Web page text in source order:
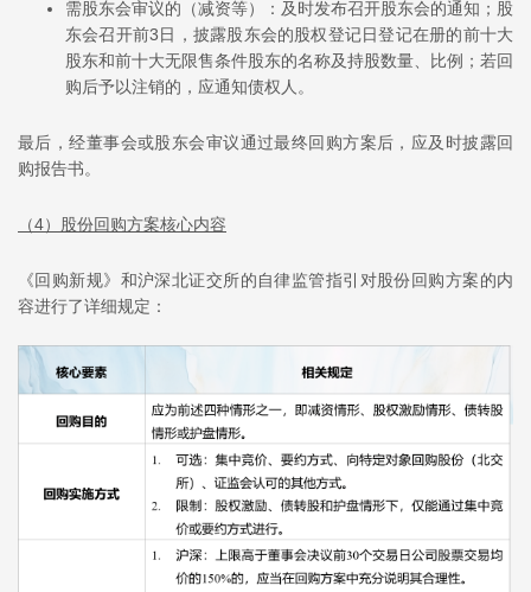
需股东会审议的（减资等）：及时发布召开股东会的通知；股
东会召开前3日，披露股东会的股权登记日登记在册的前十大
股东和前十大无限售条件股东的名称及持股数量、比例；若回
购后予以注销的，应通知债权人。
最后，经董事会或股东会审议通过最终回购方案后，应及时披露回
购报告书。
（4）股份回购方案核心内容
《回购新规》和沪深北证交所的自律监管指引对股份回购方案的内
容进行了详细规定：